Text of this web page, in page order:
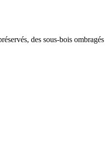
des sous-bois ombragés